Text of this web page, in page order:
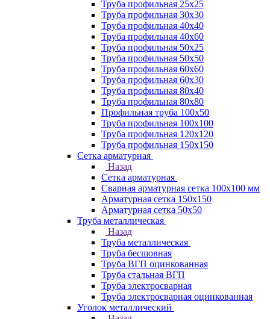
Труба профильная 25х25
Труба профильная 30x30
Труба профильная 40х40
Труба профильная 40х60
Труба профильная 50х25
Труба профильная 50х50
Труба профильная 60x60
Труба профильная 60х30
Труба профильная 80х40
Труба профильная 80х80
Профильная труба 100х50
Труба профильная 100х100
Труба профильная 120х120
Труба профильная 150х150
Сетка арматурная
Назад
Сетка арматурная
Сварная арматурная сетка 100х100 мм
Арматурная сетка 150х150
Арматурная сетка 50х50
Труба металлическая
Назад
Труба металлическая
Труба бесшовная
Труба ВГП оцинкованная
Труба стальная ВГП
Труба электросварная
Труба электросварная оцинкованная
Уголок металлический